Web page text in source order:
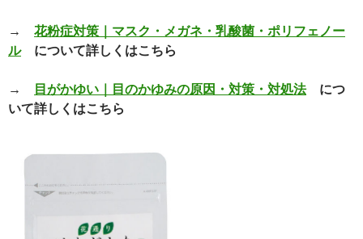
→ 花粉症対策｜マスク・メガネ・乳酸菌・ポリフェノー
ルについて詳しくはこちら
→ 目がかゆい｜目のかゆみの原因・対策・対処法につ
いて詳しくはこちら